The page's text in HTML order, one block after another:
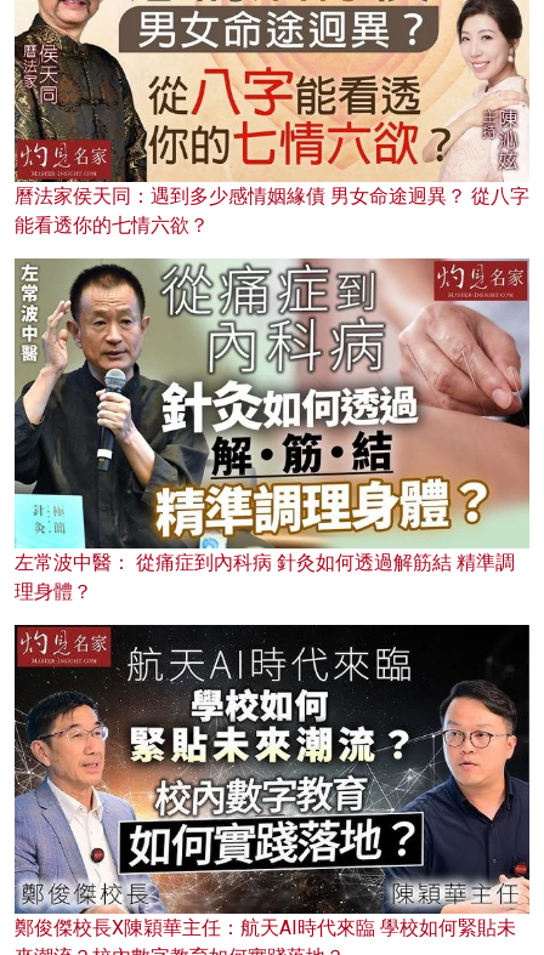
曆法家侯天同：遇到多少感情姻緣債 男女命途迥異？ 從八字
能看透你的七情六欲？
左常波中醫： 從痛症到內科病 針灸如何透過解筋結 精準調
理身體？
鄭俊傑校長X陳穎華主任：航天AI時代來臨 學校如何緊貼未